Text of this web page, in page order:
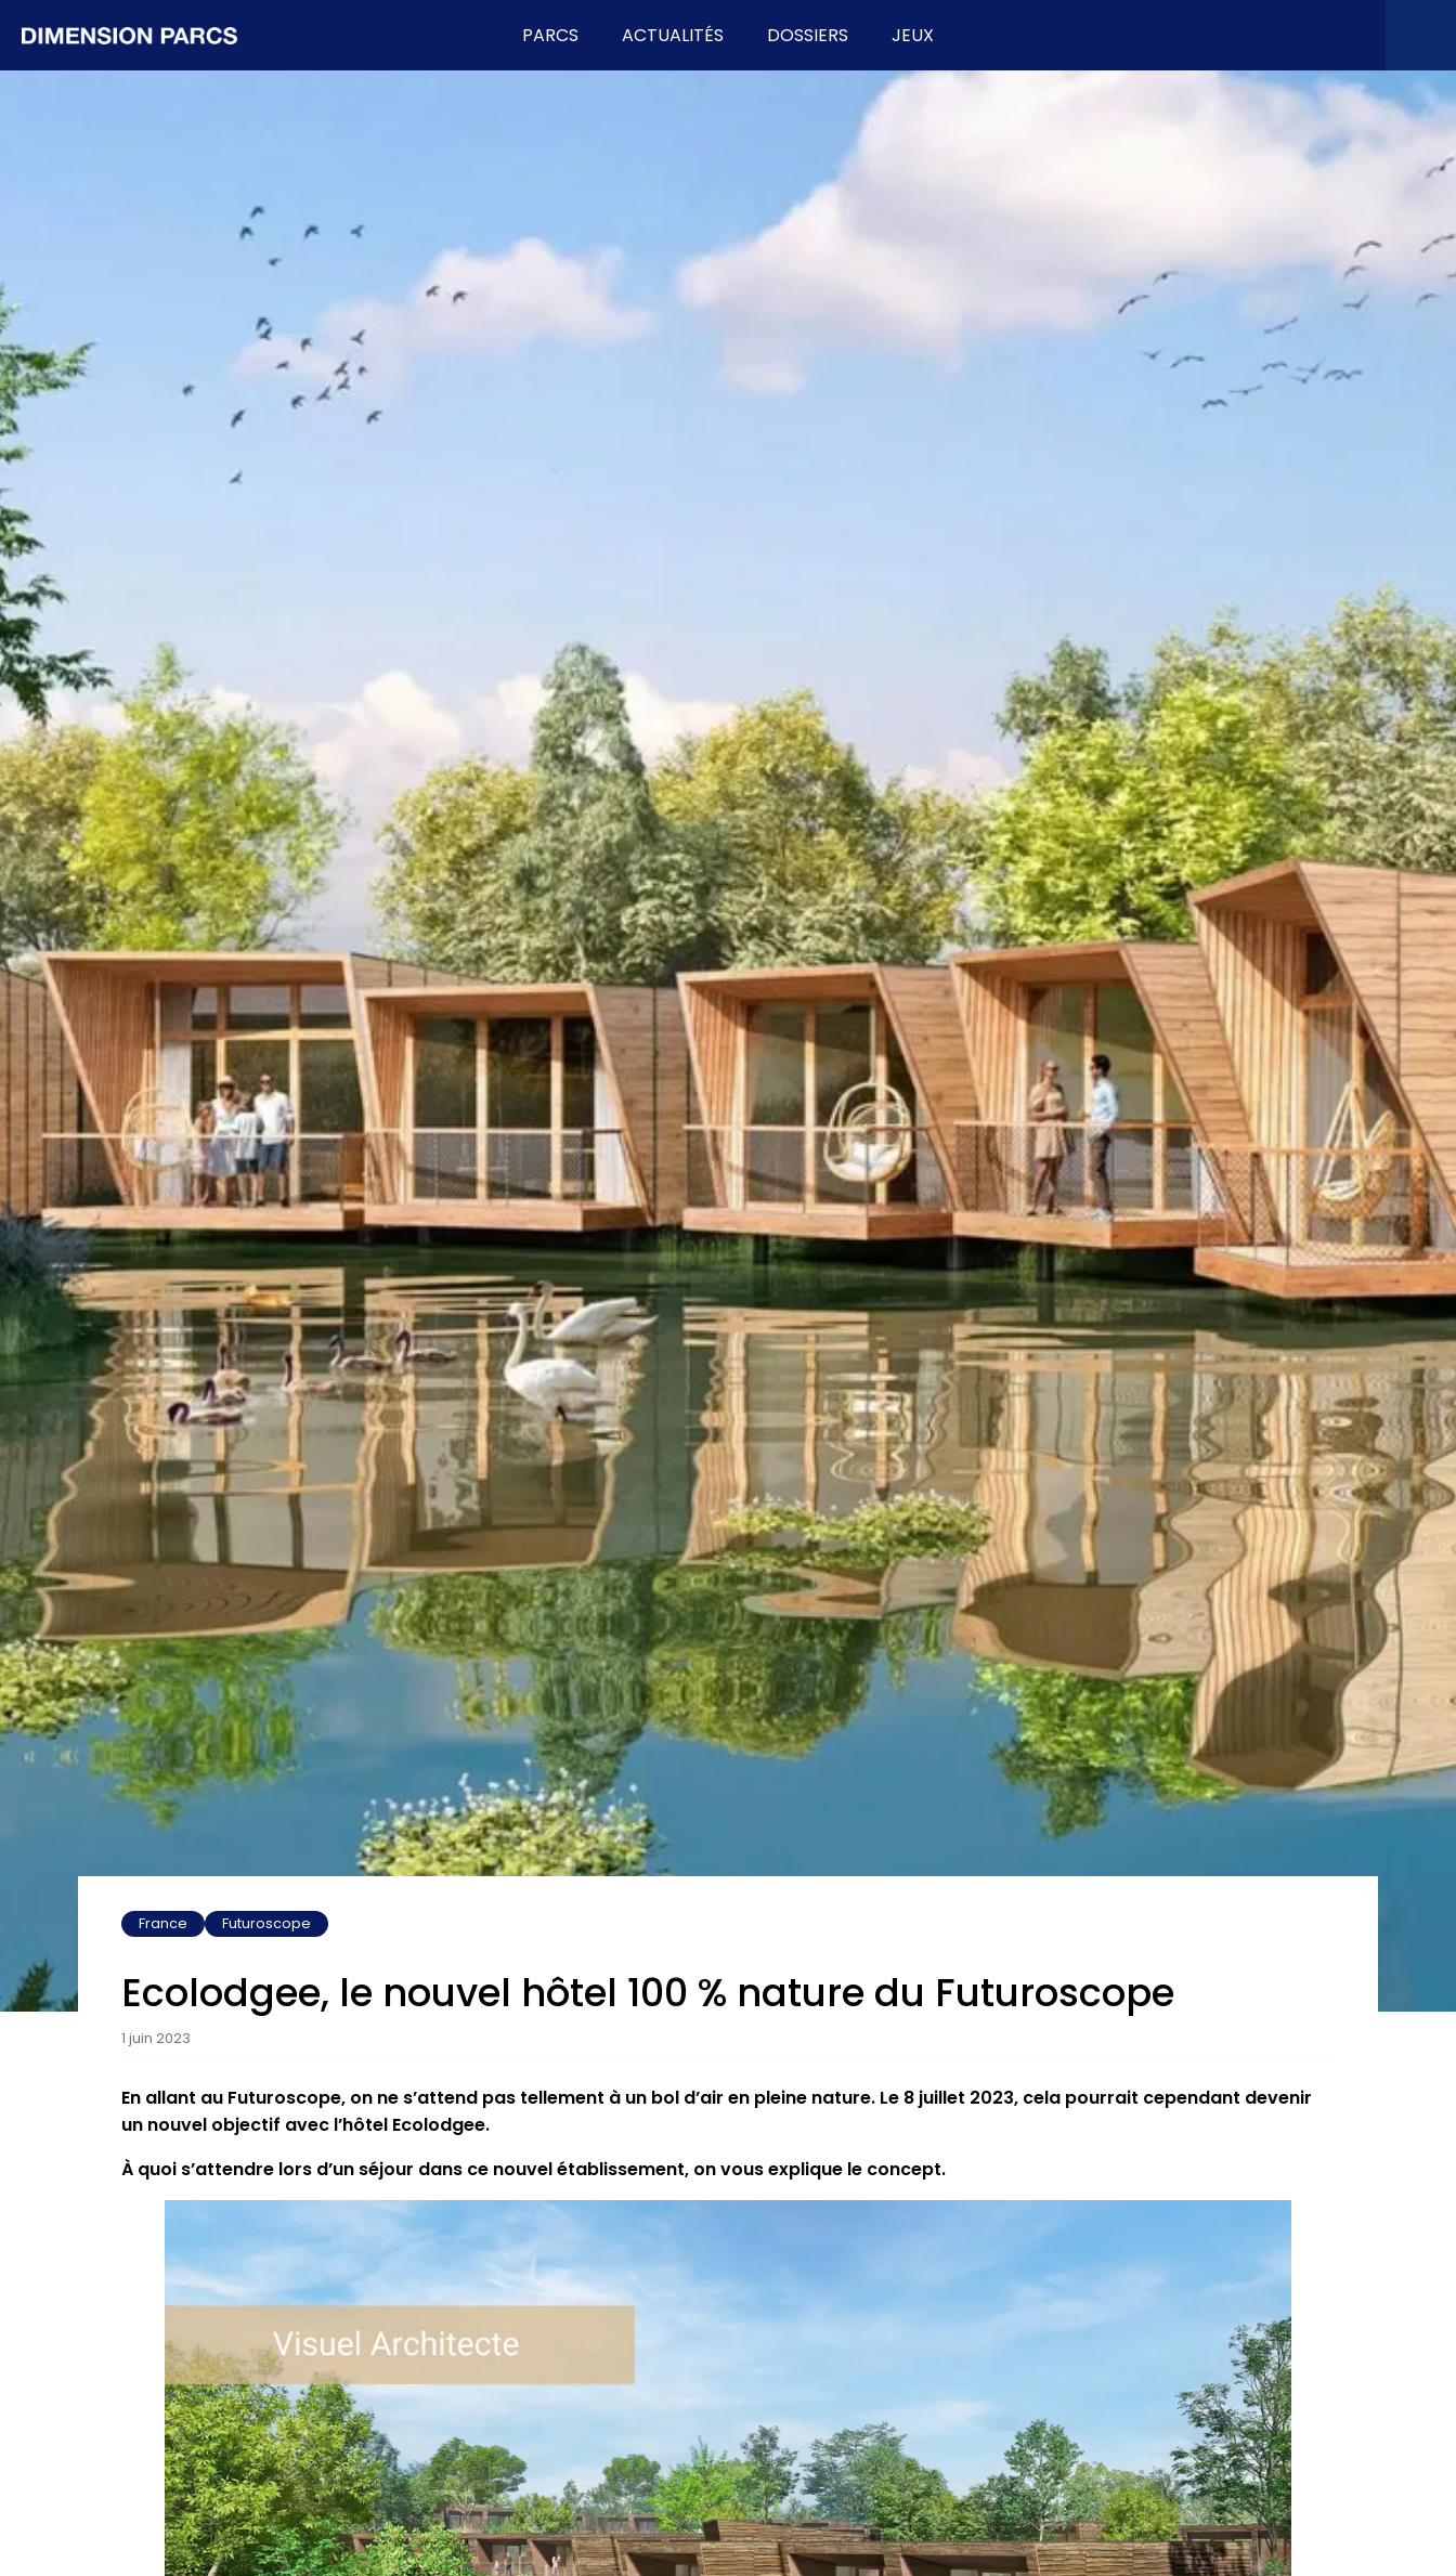
PARCS ACTUALITÉS DOSSIERS JEUX
France Futuroscope
Ecolodgee, le nouvel hôtel 100 % nature du Futuroscope
1 juin 2023
En allant au Futuroscope, on ne s’attend pas tellement à un bol d’air en pleine nature. Le 8 juillet 2023, cela pourrait cependant devenir
un nouvel objectif avec l’hôtel Ecolodgee.
À quoi s’attendre lors d’un séjour dans ce nouvel établissement, on vous explique le concept.